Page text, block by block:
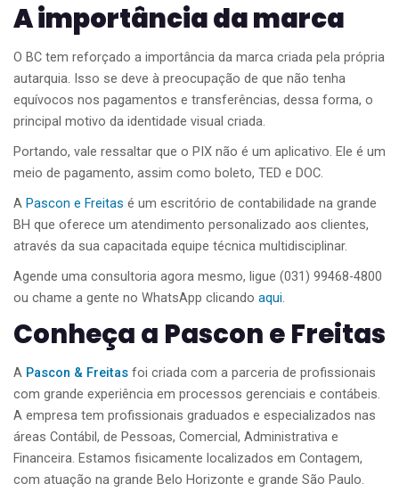
A importância da marca
O BC tem reforçado a importância da marca criada pela própria
autarquia. Isso se deve à preocupação de que não tenha
equívocos nos pagamentos e transferências, dessa forma, o
principal motivo da identidade visual criada.
Portando, vale ressaltar que o PIX não é um aplicativo. Ele é um
meio de pagamento, assim como boleto, TED e DOC.
A Pascon e Freitas é um escritório de contabilidade na grande
BH que oferece um atendimento personalizado aos clientes,
através da sua capacitada equipe técnica multidisciplinar.
Agende uma consultoria agora mesmo, ligue (031) 99468-4800
ou chame a gente no WhatsApp clicando aqui.
Conheça a Pascon e Freitas
A Pascon & Freitas foi criada com a parceria de profissionais
com grande experiência em processos gerenciais e contábeis.
A empresa tem profissionais graduados e especializados nas
áreas Contábil, de Pessoas, Comercial, Administrativa e
Financeira. Estamos fisicamente localizados em Contagem,
com atuação na grande Belo Horizonte e grande São Paulo.